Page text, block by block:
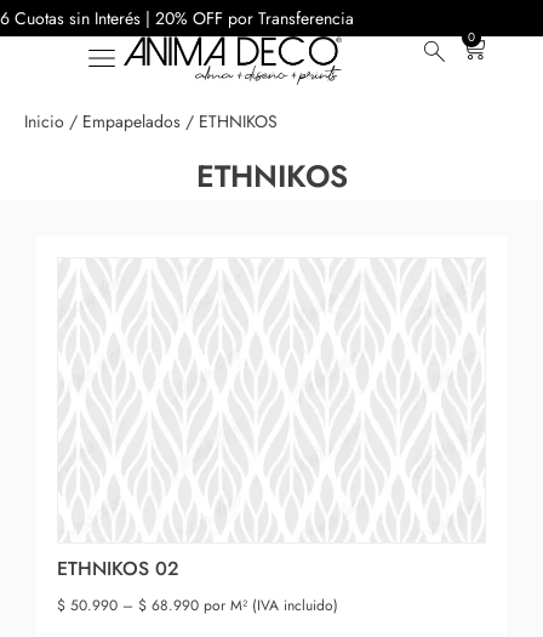
6 Cuotas sin Interés | 20% OFF por Transferencia
0
Inicio / Empapelados / ETHNIKOS
ETHNIKOS
ETHNIKOS 02
$50.990 – $68.990por M² (IVA incluido)